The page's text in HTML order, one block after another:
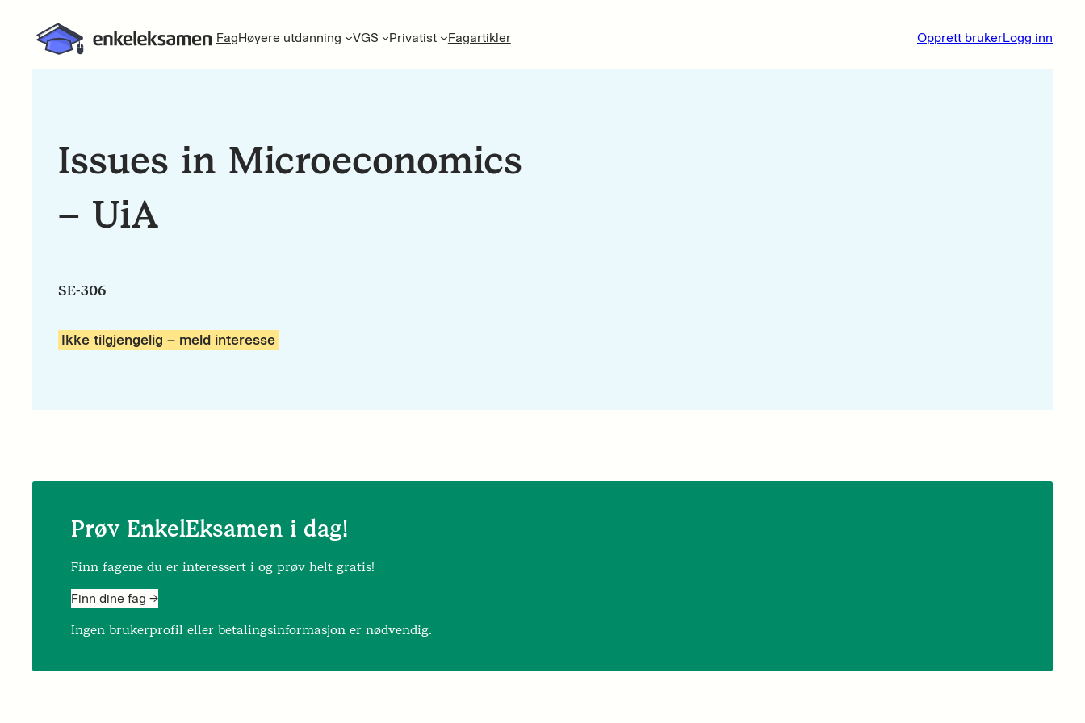
FagHøyere utdanning VGS Privatist Fagartikler Opprett brukerLogg inn
Issues in Microeconomics
– UiA
SE-306
Ikke tilgjengelig – meld interesse
Prøv EnkelEksamen i dag!
Finn fagene du er interessert i og prøv helt gratis!
Finn dine fag ->
Ingen brukerprofil eller betalingsinformasjon er nødvendig.